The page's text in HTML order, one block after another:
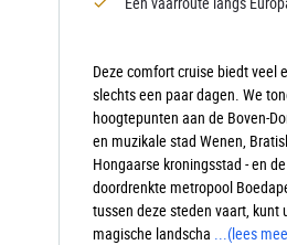
Deze comfort cruise biedt veel
slechts een paar dagen. We
hoogtepunten aan de Boven-
en muzikale stad Wenen,
Hongaarse kroningsstad - en
doordrenkte metropool
tussen deze steden vaart, kunt
magische landscha ...(lees